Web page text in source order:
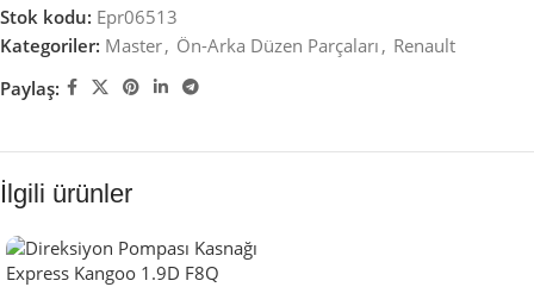
Stok kodu: Epr06513
Kategoriler: Master, Ön-Arka Düzen Parçaları , Renault
Paylaş:
İlgili ürünler